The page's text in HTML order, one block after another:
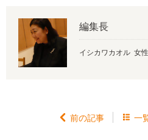
編集長
イシカワカオル 女性
 前の記事  一